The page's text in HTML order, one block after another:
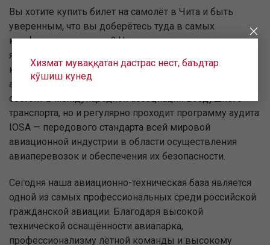
Вы хотите купить билет на самолёт в Чита и быть
уверенным, что вы доберётесь туда в самых
комфортных условиях? Нашим главным приоритетом
является следование международным стандартам
качества и безопасности полётов. Поэтому
авиакомпания «Уральские авиалинии» не только
состоит в международной ассоциации воздушного
транспорта, но и регулярно проходит программу аудита
IOSA — передового стандарта всей мировой
авиационной индустрии в области осуществления
авиаперевозок и обеспечения их безопасности.
Сегодня наша авиационно-техническая база является
одной из самых профессиональных среди российской
гражданской авиации. Благодаря высокой
технической оснащённости авиапарка,
профессионализму лётной команды и высокому
Хизмат муваққатан дастрас нест, баъдтар
кӯшиш кунед